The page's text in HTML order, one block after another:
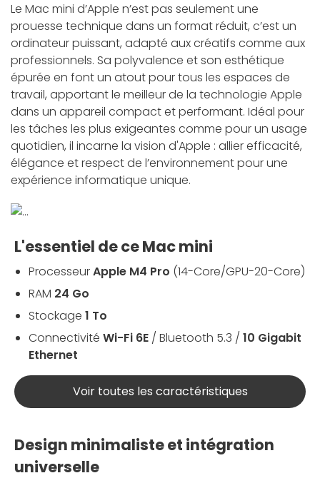
Le Mac mini d’Apple n’est pas seulement une
prouesse technique dans un format réduit, c’est un
ordinateur puissant, adapté aux créatifs comme aux
professionnels. Sa polyvalence et son esthétique
épurée en font un atout pour tous les espaces de
travail, apportant le meilleur de la technologie Apple
dans un appareil compact et performant. Idéal pour
les tâches les plus exigeantes comme pour un usage
quotidien, il incarne la vision d'Apple : allier efficacité,
élégance et respect de l’environnement pour une
expérience informatique unique.
L'essentiel de ce Mac mini
ProcesseurApple M4 Pro (14-Core/GPU-20-Core)
RAM 24 Go
Stockage 1 To
Connectivité Wi-Fi 6E / Bluetooth 5.3 / 10 Gigabit
Ethernet
Voir toutes les caractéristiques
Design minimaliste et intégration
universelle